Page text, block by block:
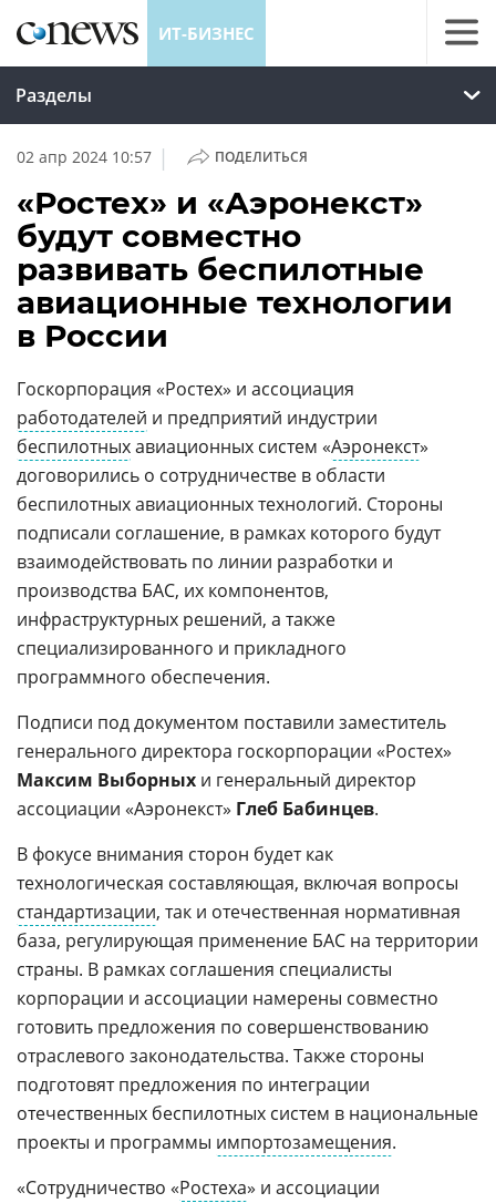
ИТ-БИЗНЕС
Разделы
02 апр 2024 10:57 | ПОДЕЛИТЬСЯ
«Ростех» и «Аэронекст»
будут совместно
развивать беспилотные
авиационные технологии
в России
Госкорпорация «Ростех» и ассоциация
работодателей и предприятий индустрии
беспилотныхавиационных систем «Аэронекст»
договорились о сотрудничестве в области
беспилотных авиационных технологий. Стороны
подписали соглашение, в рамках которого будут
взаимодействовать по линии разработки и
производства БАС, их компонентов,
инфраструктурных решений, а также
специализированного и прикладного
программного обеспечения.
Подписи под документом поставили заместитель
генерального директора госкорпорации «Ростех»
Максим Выборных и генеральный директор
ассоциации «Аэронекст» Глеб Бабинцев.
В фокусе внимания сторон будет как
технологическая составляющая, включая вопросы
стандартизации, так и отечественная нормативная
база, регулирующая применение БАС на территории
страны. В рамках соглашения специалисты
корпорации и ассоциации намерены совместно
готовить предложения по совершенствованию
отраслевого законодательства. Также стороны
подготовят предложения по интеграции
отечественных беспилотных систем в национальные
проекты и программы импортозамещения.
«Сотрудничество «Ростеха» и ассоциации